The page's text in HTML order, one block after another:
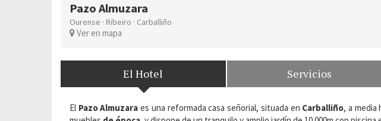
Pazo Almuzara
Ourense · Ribeiro · Carballiño
Ver en mapa
El Hotel Servicios
El Pazo Almuzara es una reformada casa señorial, situada en Carballiño, a media